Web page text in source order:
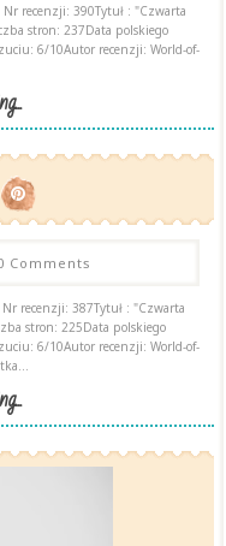
recenzji: 390Tytuł : "Czwarta
stron: 237Data polskiego
6/10Autor recenzji: World-of-
Comments
recenzji: 387Tytuł : "Czwarta
stron: 225Data polskiego
6/10Autor recenzji: World-of-